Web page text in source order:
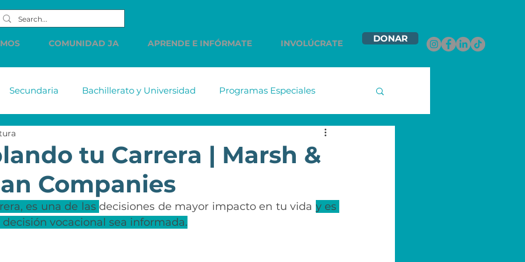
COMUNIDAD JA APRENDE E INFÓRMATE INVOLÚCRATE DONAR
Secundaria Bachillerato y Universidad Programas Especiales
HSBC Western Union LINDE
de Comunicados Vacantes Finanzas Personales
tu Carrera | Marsh &
Companies
es una de las decisiones de mayor impacto en tu vida y es
vocacional sea informada.